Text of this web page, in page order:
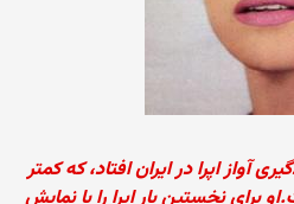
آواز اپرا در ایران افتاد، که کمتر